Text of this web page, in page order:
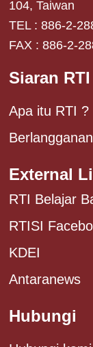
104, Taiwan
TEL : 886-2-
FAX : 886-2-
Siaran RTI
Apa itu RTI ?
External
RTI Belajar
RTISI
KDEI
Antaranews
Hubungi